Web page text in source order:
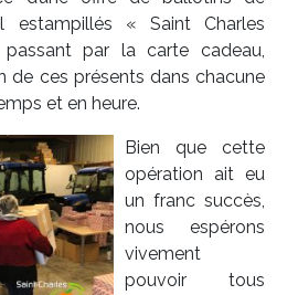
estampillés « Saint Charles
par la carte cadeau,
de ces présents dans chacune
et en heure.
Bien que cette
opération ait eu
un franc succès,
nous espérons
vivement
pouvoir tous